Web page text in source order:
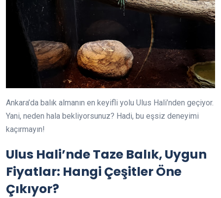
Ankara’da balık almanın en keyifli yolu Ulus Hali’nden geçiyor.
Yani, neden hala bekliyorsunuz? Hadi, bu eşsiz deneyimi
kaçırmayın!
Ulus Hali’nde Taze Balık, Uygun
Fiyatlar: Hangi Çeşitler Öne
Çıkıyor?